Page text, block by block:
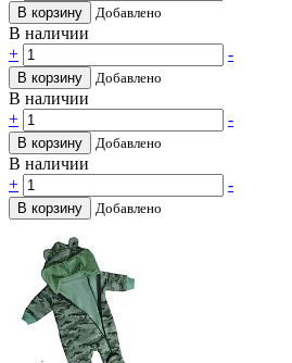
В корзину Добавлено
В наличии
+
-
В корзину Добавлено
В наличии
+
-
В корзину Добавлено
В наличии
+
-
В корзину Добавлено